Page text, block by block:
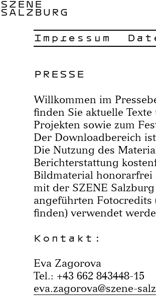
SZENE
SALZBURG
Impressum
PRESSE
Willkommen im
finden Sie aktuelle
Projekten sowie zum
Der Downloadbereich
Die Nutzung des
Berichterstattung
Bildmaterial honorarfrei
mit der SZENE
angeführten
finden) verwendet
Kontakt:
Eva Zagorova
Tel.: +43 662 843448-15
eva.zagorova@szene-